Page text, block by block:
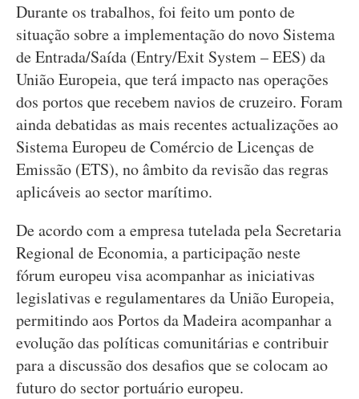
Durante os trabalhos, foi feito um ponto de
situação sobre a implementação do novo Sistema
de Entrada/Saída (Entry/Exit System – EES) da
União Europeia, que terá impacto nas operações
dos portos que recebem navios de cruzeiro. Foram
ainda debatidas as mais recentes actualizações ao
Sistema Europeu de Comércio de Licenças de
Emissão (ETS), no âmbito da revisão das regras
aplicáveis ao sector marítimo.
De acordo com a empresa tutelada pela Secretaria
Regional de Economia, a participação neste
fórum europeu visa acompanhar as iniciativas
legislativas e regulamentares da União Europeia,
permitindo aos Portos da Madeira acompanhar a
evolução das políticas comunitárias e contribuir
para a discussão dos desafios que se colocam ao
futuro do sector portuário europeu.